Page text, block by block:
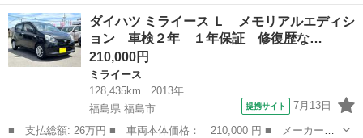
名： ダイハツ ■ 車種名： ミライース ■ グレード名： Ｌ ４
ＷＤ キーレス ＡＢＳ 横滑り防止装置 オートライト ■ 排気
量： 660cc...
山形 山形市 ミライース
ダイハツ ミライース Ｌ メモリアルエディシ
ョン 車検２年 １年保証 修復歴な…
210,000円
ミライース
128,435km
2013年
福島県 福島市
提携サイト 7月13日
■ 支払総額: 26万円 ■ 車両本体価格： 210,000 円 ■ メーカー